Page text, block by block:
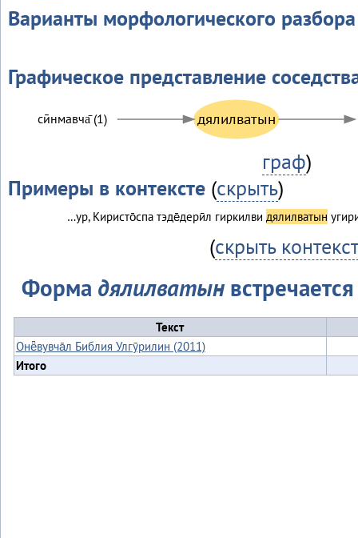
Варианты морфологического разбора
Графическое представление
дялилватын
сӣнмавча̄ (1)
граф)
Примеры в контексте(скрыть)
…ур, Киристо̄спа тэде̄дерӣл гиркилви дялилватын
(скрыть контекст
Форма дялилватын
Текст
Онё̄вувча̄л Библия Улгӯрилин (2011)
Итого